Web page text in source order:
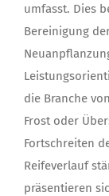
umfasst. Dies
Bereinigung
die Branche
Frost oder
Fortschreiten
Reifeverlauf
präsentieren